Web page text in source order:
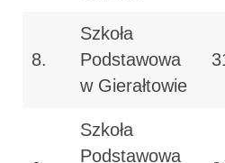
8.
Szkoła
Podstawowa
w Gierałtowie
Szkoła
Podstawowa